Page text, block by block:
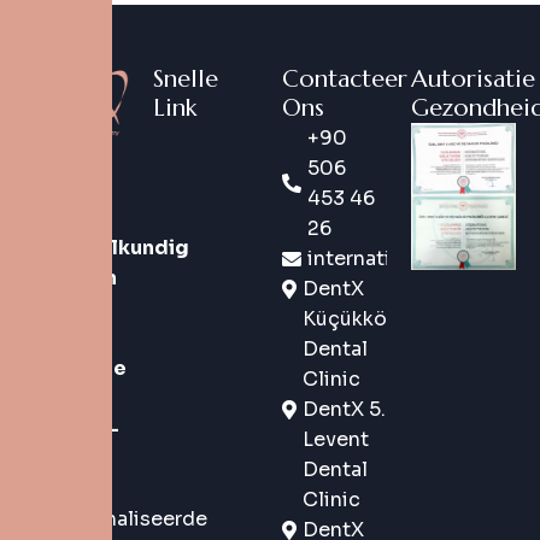
tandheelkundig
merk van
generatie
Istanbul-
gepersonaliseerde
Snelle
Link
Contacteer
Ons
+90
506
453 46
26
DentX
Küçükköy
Dental
Clinic
DentX 5.
Levent
Dental
Clinic
DentX
Autorisatie